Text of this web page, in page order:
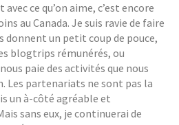
ce qu’on aime, c’est encore
au Canada. Je suis ravie de faire
donnent un petit coup de pouce,
blogtrips rémunérés, ou
paie des activités que nous
Les partenariats ne sont pas la
un à-côté agréable et
sans eux, je continuerai de